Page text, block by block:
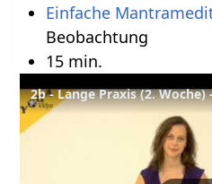
Einfache
Beobachtung
15 min.